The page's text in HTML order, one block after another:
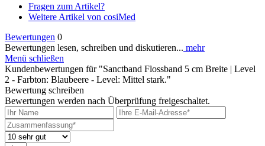
Fragen zum Artikel?
Weitere Artikel von cosiMed
Bewertungen 0
Bewertungen lesen, schreiben und diskutieren... mehr
Menü schließen
Kundenbewertungen für "Sanctband Flossband 5 cm Breite | Level
2 - Farbton: Blaubeere - Level: Mittel stark."
Bewertung schreiben
Bewertungen werden nach Überprüfung freigeschaltet.